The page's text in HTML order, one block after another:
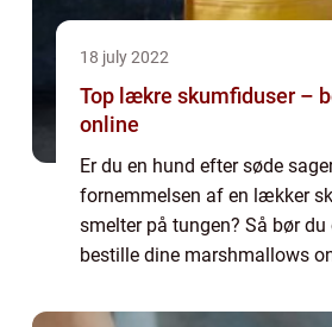
18 july 2022
Top lækre skumfiduser –
online
Er du en hund efter søde
fornemmelsen af en lækker
smelter på tungen? Så bør du
bestille dine marshmallows
Mallows er en vi...